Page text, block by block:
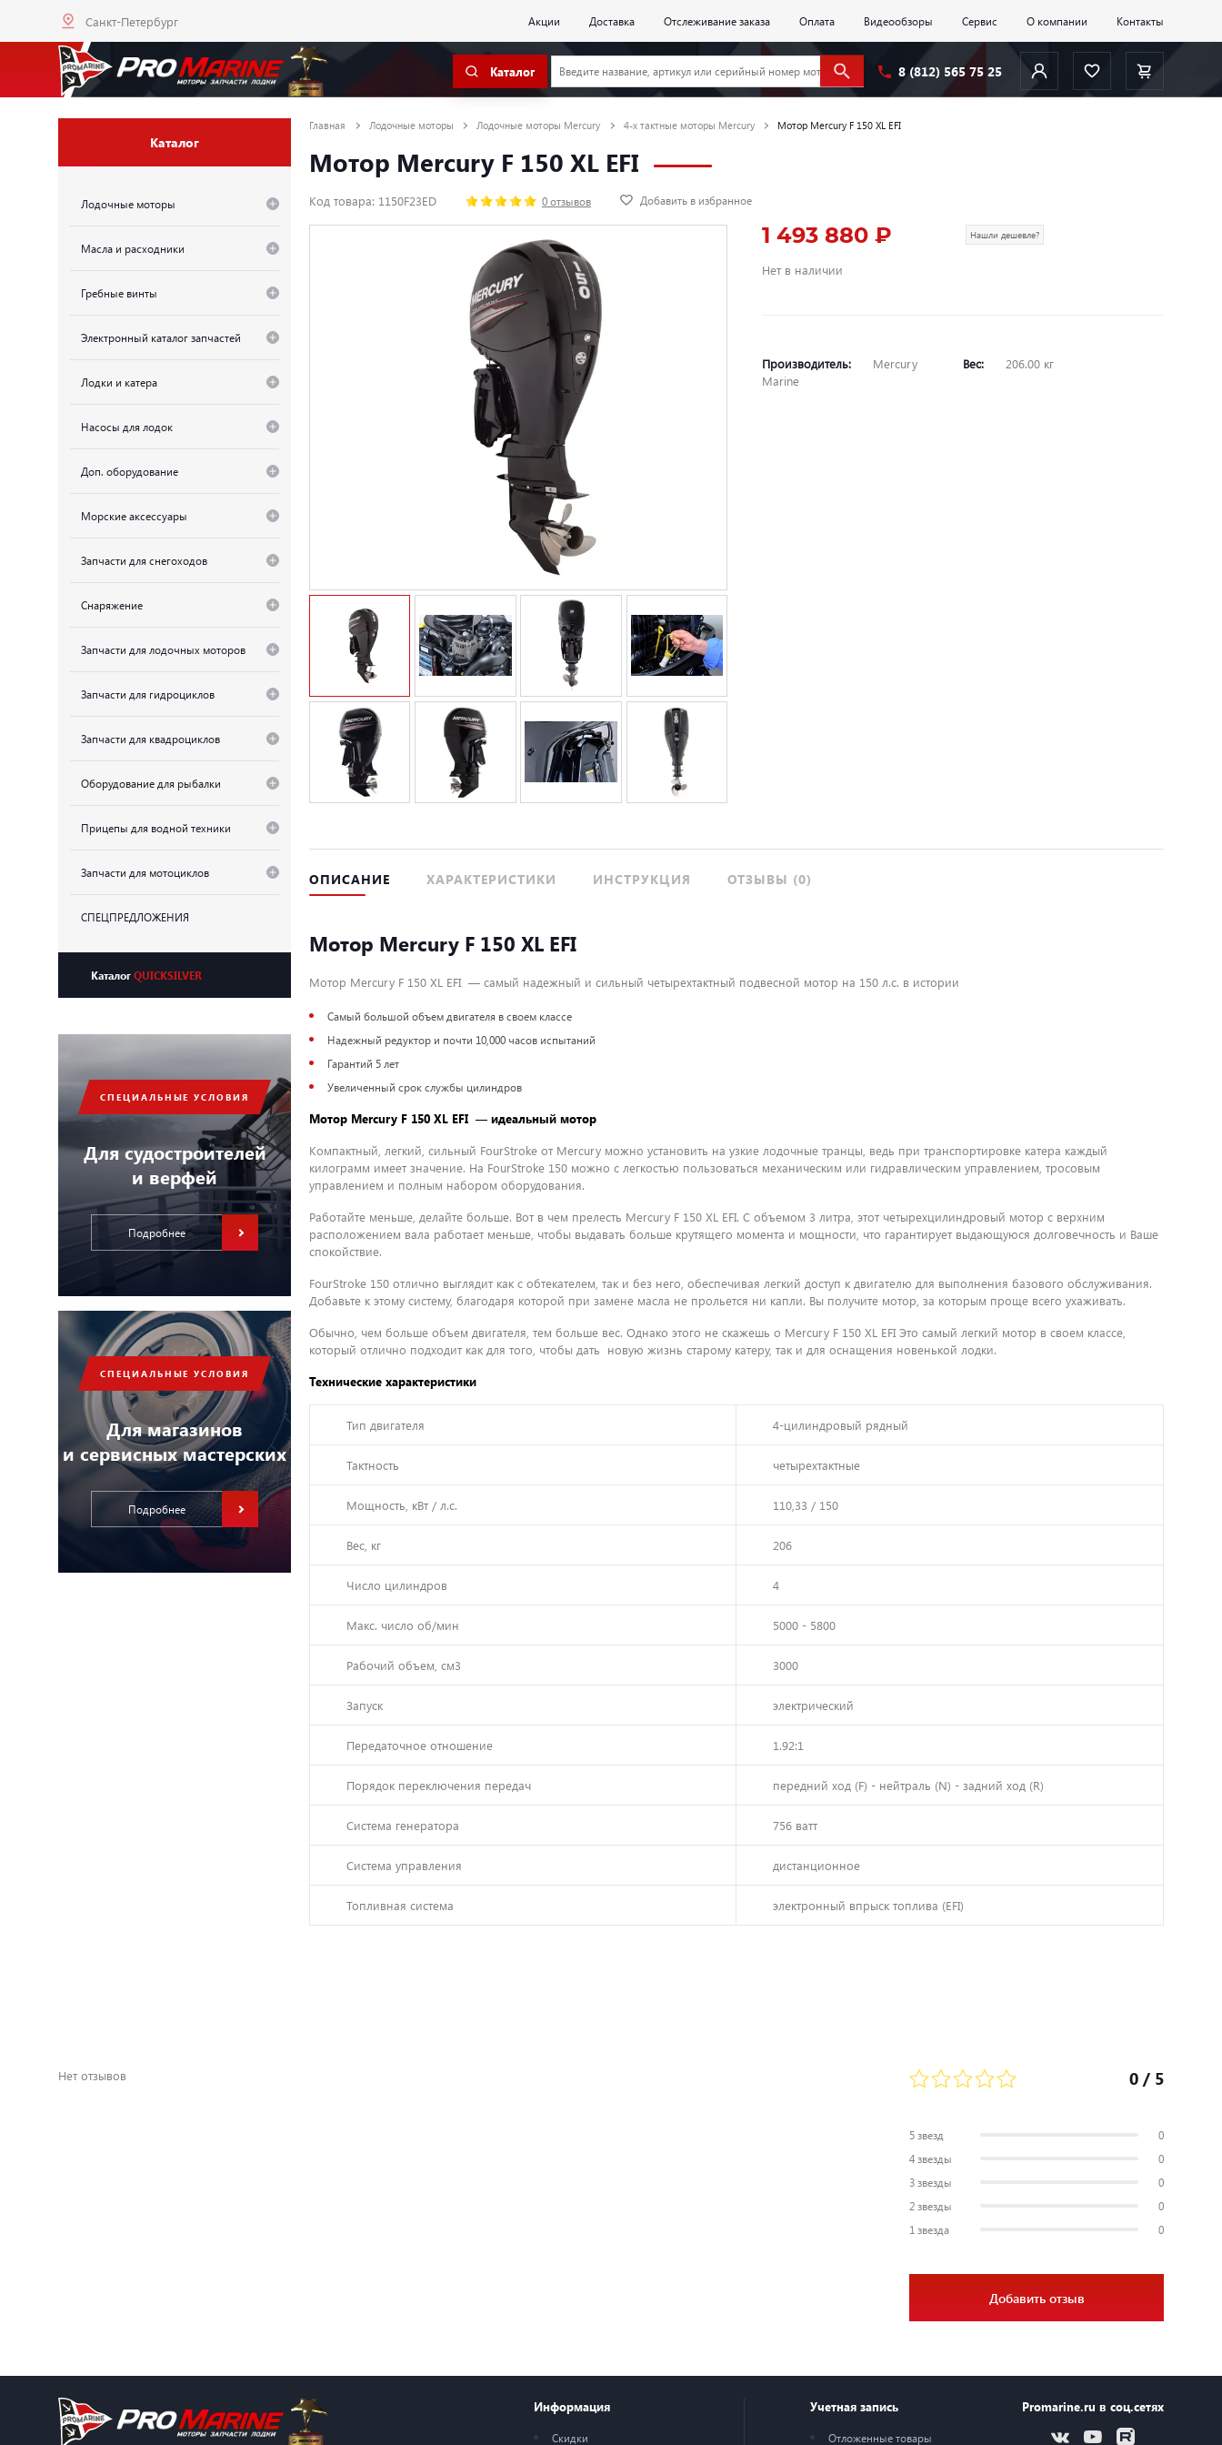
Санкт-Петербург Акции Доставка Отслеживание заказа Оплата Видеообзоры Сервис О компании Контакты
Каталог 8 (812) 565 75 25
Каталог
Лодочные моторы
Масла и расходники
Гребные винты
Электронный каталог запчастей
Лодки и катера
Насосы для лодок
Доп. оборудование
Морские аксессуары
Запчасти для снегоходов
Снаряжение
Запчасти для лодочных моторов
Запчасти для гидроциклов
Запчасти для квадроциклов
Оборудование для рыбалки
Прицепы для водной техники
Запчасти для мотоциклов
СПЕЦПРЕДЛОЖЕНИЯ
КаталогQUICKSILVER
СПЕЦИАЛЬНЫЕ УСЛОВИЯ
Для судостроителей
и верфей
Подробнее
СПЕЦИАЛЬНЫЕ УСЛОВИЯ
Для магазинов
и сервисных мастерских
Подробнее
Главная Лодочные моторы Лодочные моторы Mercury 4-х тактные моторы Mercury Мотор Mercury F 150 XL EFI
Мотор Mercury F 150 XL EFI
Код товара: 1150F23ED 0 отзывов Добавить в избранное
1 493 880 ₽ Нашли дешевле?
Нет в наличии
Производитель:
Mercury
Marine
Вес: 206.00 кг
ОПИСАНИЕ ХАРАКТЕРИСТИКИ ИНСТРУКЦИЯ ОТЗЫВЫ (0)
Мотор Mercury F 150 XL EFI
Мотор Mercury F 150 XL EFI — самый надежный и сильный четырехтактный подвесной мотор на 150 л.с. в истории
Самый большой объем двигателя в своем классе
Надежный редуктор и почти 10,000 часов испытаний
Гарантий 5 лет
Увеличенный срок службы цилиндров
Мотор Mercury F 150 XL EFI — идеальный мотор
Компактный, легкий, сильный FourStroke от Mercury можно установить на узкие лодочные транцы, ведь при транспортировке катера каждый
килограмм имеет значение. На FourStroke 150 можно с легкостью пользоваться механическим или гидравлическим управлением, тросовым
управлением и полным набором оборудования.
Работайте меньше, делайте больше. Вот в чем прелесть Mercury F 150 XL EFI. С объемом 3 литра, этот четырехцилиндровый мотор с верхним
расположением вала работает меньше, чтобы выдавать больше крутящего момента и мощности, что гарантирует выдающуюся долговечность и Ваше
спокойствие.
FourStroke 150 отлично выглядит как с обтекателем, так и без него, обеспечивая легкий доступ к двигателю для выполнения базового обслуживания.
Добавьте к этому систему, благодаря которой при замене масла не прольется ни капли. Вы получите мотор, за которым проще всего ухаживать.
Обычно, чем больше объем двигателя, тем больше вес. Однако этого не скажешь о Mercury F 150 XL EFI Это самый легкий мотор в своем классе,
который отлично подходит как для того, чтобы дать новую жизнь старому катеру, так и для оснащения новенькой лодки.
Технические характеристики
Тип двигателя 4-цилиндровый рядный
Тактность четырехтактные
Мощность, кВт / л.с. 110,33 / 150
Вес, кг 206
Число цилиндров 4
Макс. число об/мин 5000 - 5800
Рабочий объем, см3 3000
Запуск электрический
Передаточное отношение 1.92:1
Порядок переключения передач передний ход (F) - нейтраль (N) - задний ход (R)
Система генератора 756 ватт
Система управления дистанционное
Топливная система электронный впрыск топлива (EFI)
0 / 5
5 звезд
0
4 звезды
0
3 звезды
0
2 звезды
0
1 звезда
0
Добавить отзыв
Нет отзывов
Информация
Скидки
Учетная запись
Отложенные товары
Promarine.ru в соц.сетях